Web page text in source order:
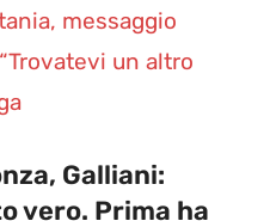
messaggio
un altro
Galliani:
vero. Prima ha